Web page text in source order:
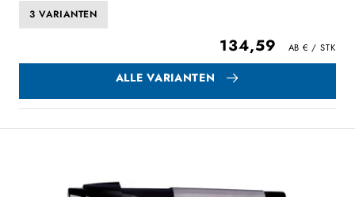
3 VARIANTEN
134,59
ALLE VARIANTEN